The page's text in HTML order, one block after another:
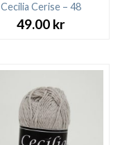
Cecilia Cerise – 48
49.00 kr